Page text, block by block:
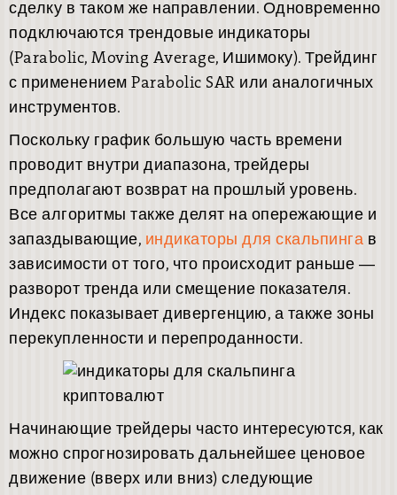
сделку в таком же направлении. Одновременно
подключаются трендовые индикаторы
(Parabolic, Moving Average, Ишимоку). Трейдинг
с применением Parabolic SAR или аналогичных
инструментов.
Поскольку график большую часть времени
проводит внутри диапазона, трейдеры
предполагают возврат на прошлый уровень.
Все алгоритмы также делят на опережающие и
запаздывающие, индикаторы для скальпинга в
зависимости от того, что происходит раньше ―
разворот тренда или смещение показателя.
Индекс показывает дивергенцию, а также зоны
перекупленности и перепроданности.
Начинающие трейдеры часто интересуются, как
можно спрогнозировать дальнейшее ценовое
движение (вверх или вниз) следующие